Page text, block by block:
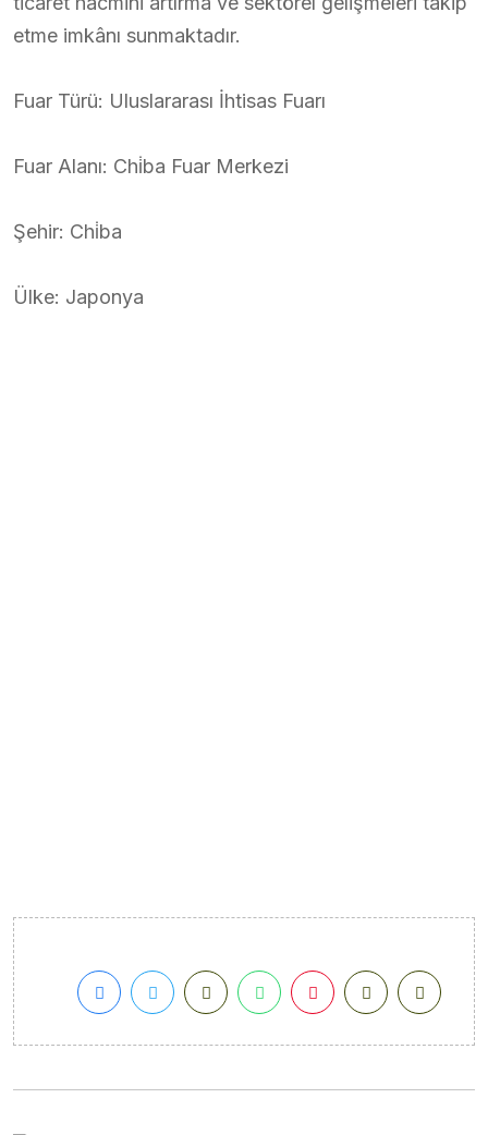
etme imkânı sunmaktadır.
Fuar Türü: Uluslararası İhtisas Fuarı
Fuar Alanı: Chi̇ba Fuar Merkezi
Şehir: Chi̇ba
Ülke: Japonya